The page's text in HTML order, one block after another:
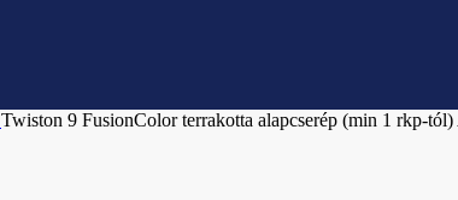
Twiston 9 FusionColor terrakotta alapcserép (min 1 rkp-